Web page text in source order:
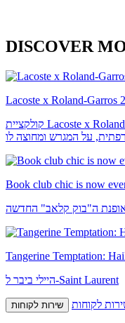
DISCOVER
Lacoste x Roland-Garros
קולקציית Lacoste x Roland-Garros 2026 מחברת בין אופנה, ספורט
על המגרש ומחוצה לו
Book club chic is now
ה"בוק קלאב" החדשה
Tangerine Temptation:
היילי ביבר ל-Saint Laurent
שירות לקוחות לקוחות